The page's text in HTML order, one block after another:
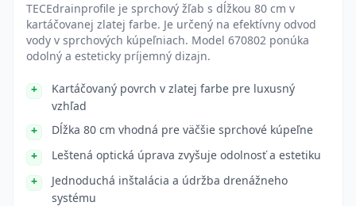
TECEdrainprofile je sprchový žľab s dĺžkou 80 cm v
kartáčovanej zlatej farbe. Je určený na efektívny odvod
vody v sprchových kúpeľniach. Model 670802 ponúka
odolný a esteticky príjemný dizajn.
Kartáčovaný povrch v zlatej farbe pre luxusný
vzhľad
Dĺžka 80 cm vhodná pre väčšie sprchové kúpeľne
Leštená optická úprava zvyšuje odolnosť a estetiku
Jednoduchá inštalácia a údržba drenážneho
systému